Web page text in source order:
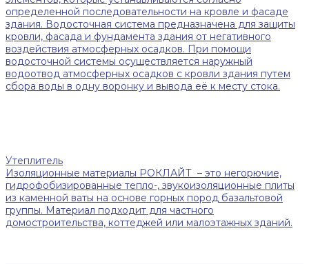
определенной последовательности на кровле и фасаде
здания. Водосточная система предназначена для защиты
кровли, фасада и фундамента здания от негативного
воздействия атмосферных осадков. При помощи
водосточной системы осуществляется наружный
водоотвод атмосферных осадков с кровли здания путем
сбора воды в одну воронку и вывода её к месту стока.
Утеплитель
Изоляционные материалы РОКЛАЙТ – это негорючие,
гидрофобизированные тепло-, звукоизоляционные плиты
из каменной ваты на основе горных пород базальтовой
группы. Материал подходит для частного
домостроительства, коттеджей или малоэтажных зданий.